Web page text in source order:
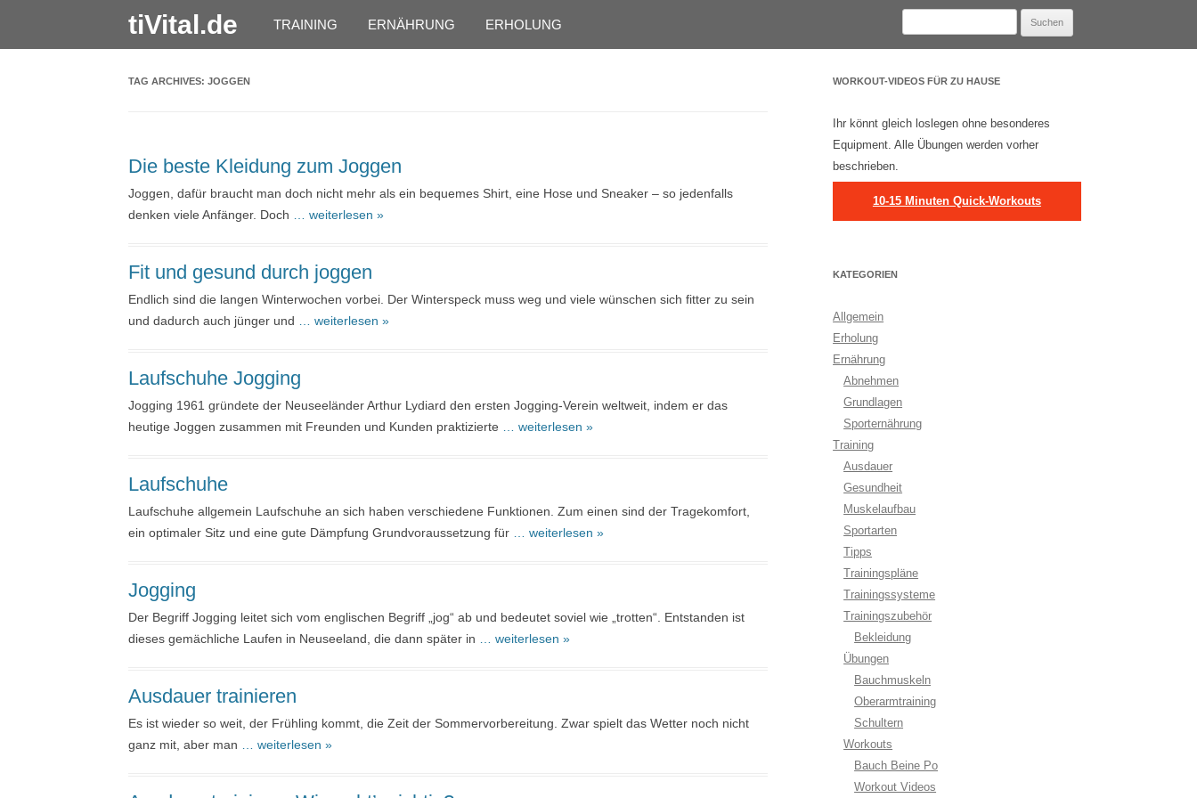
tiVital.de TRAINING ERNÄHRUNG ERHOLUNG
Suchen
TAG ARCHIVES: JOGGEN
Die beste Kleidung zum Joggen
Joggen, dafür braucht man doch nicht mehr als ein bequemes Shirt, eine Hose und Sneaker – so jedenfalls
denken viele Anfänger. Doch
… weiterlesen »
Fit und gesund durch joggen
Endlich sind die langen Winterwochen vorbei. Der Winterspeck muss weg und viele wünschen sich fitter zu sein
und dadurch auch jünger und
… weiterlesen »
Laufschuhe Jogging
Jogging 1961 gründete der Neuseeländer Arthur Lydiard den ersten Jogging-Verein weltweit, indem er das
heutige Joggen zusammen mit Freunden und Kunden praktizierte
… weiterlesen »
Laufschuhe
Laufschuhe allgemein Laufschuhe an sich haben verschiedene Funktionen. Zum einen sind der Tragekomfort,
ein optimaler Sitz und eine gute Dämpfung Grundvoraussetzung für
… weiterlesen »
Jogging
Der Begriff Jogging leitet sich vom englischen Begriff „jog“ ab und bedeutet soviel wie „trotten“. Entstanden ist
dieses gemächliche Laufen in Neuseeland, die dann später in
… weiterlesen »
Ausdauer trainieren
Es ist wieder so weit, der Frühling kommt, die Zeit der Sommervorbereitung. Zwar spielt das Wetter noch nicht
ganz mit, aber man
… weiterlesen »
WORKOUT-VIDEOS FÜR ZU HAUSE
Ihr könnt gleich loslegen ohne besonderes
Equipment. Alle Übungen werden vorher
beschrieben.
10-15 Minuten Quick-Workouts
KATEGORIEN
Allgemein
Erholung
Ernährung
Abnehmen
Grundlagen
Sporternährung
Training
Ausdauer
Gesundheit
Muskelaufbau
Sportarten
Tipps
Trainingspläne
Trainingssysteme
Trainingszubehör
Bekleidung
Übungen
Bauchmuskeln
Oberarmtraining
Schultern
Workouts
Bauch Beine Po
Workout Videos